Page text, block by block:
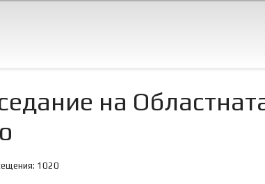
на
1020